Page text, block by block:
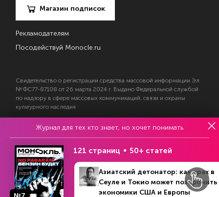
Магазин подписок
Рекламодателям
Посодействуй Monocle.ru
Свидетельство о регистрации средства массовой информации Эл
№ ФС77-87108 от 26 марта 2024 г. Выдано Федеральной службой
по надзору в сфере массовых коммуникаций, связи и охраны
культурного наследия
© 2017—2026 АНО «Творческий коллектив Эксперт»
Политика конфиденциальности
Условия использования материалов
Согласие на обработку персональных данных
Журнал для тех кто знает, но хочет понимать
121 страниц 50+ статей
Азиатский детонатор: как крах в
Сеуле и Токио может похоронить
экономики США и Европы